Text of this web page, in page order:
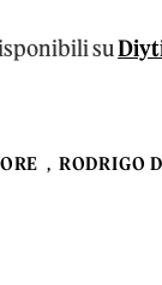
su
RODRIGO